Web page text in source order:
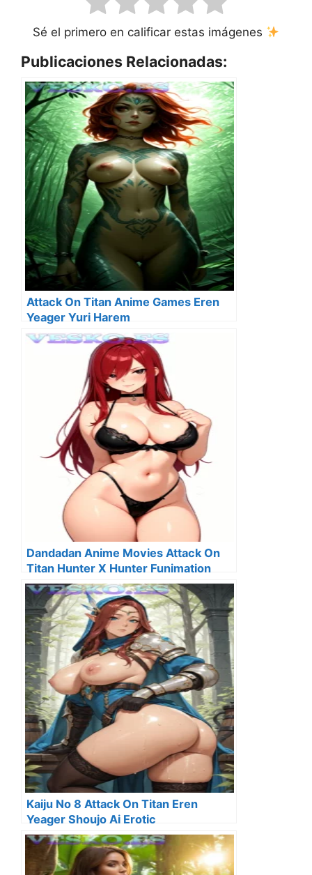
Sé el primero en calificar estas imágenes
Publicaciones Relacionadas:
Attack On Titan Anime Games Eren
Yeager Yuri Harem
Dandadan Anime Movies Attack On
Titan Hunter X Hunter Funimation
Kaiju No 8 Attack On Titan Eren
Yeager Shoujo Ai Erotic